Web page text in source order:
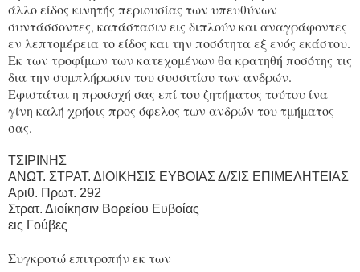
άλλο είδος κινητής περιουσίας των υπευθύνων
συντάσσοντες, κατάστασιν εις διπλούν και αναγράφοντες
εν λεπτομέρεια το είδος και την ποσότητα εξ ενός εκάστου.
Εκ των τροφίμων των κατεχομένων θα κρατηθή ποσότης τις
δια την συμπλήρωσιν του συσσιτίου των ανδρών.
Εφιστάται η προσοχή σας επί του ζητήματος τούτου ίνα
γίνη καλή χρήσις προς όφελος των ανδρών του τμήματος
σας.
ΤΣΙΡΙΝΗΣ
ΑΝΩΤ. ΣΤΡΑΤ. ΔΙΟΙΚΗΣΙΣ ΕΥΒΟΙΑΣ Δ/ΣΙΣ ΕΠΙΜΕΛΗΤΕΙΑΣ
Αριθ. Πρωτ. 292
Στρατ. Διοίκησιν Βορείου Ευβοίας
εις Γούβες
Συγκροτώ επιτροπήν εκ των